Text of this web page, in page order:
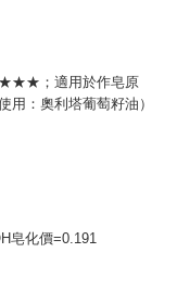
★★★；適用於作皂原
用： 奧利塔葡萄籽油 ）
皂化價=0.191